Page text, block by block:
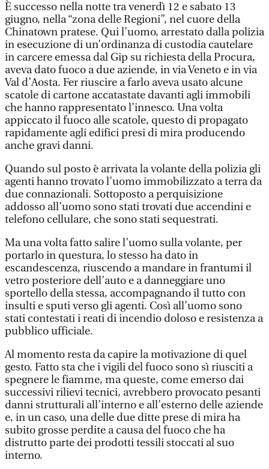
È successo nella notte tra venerdì 12 e sabato 13
giugno, nella “zona delle Regioni”, nel cuore della
Chinatown pratese. Qui l’uomo, arrestato dalla polizia
in esecuzione di un’ordinanza di custodia cautelare
in carcere emessa dal Gip su richiesta della Procura,
aveva dato fuoco a due aziende, in via Veneto e in via
Val d’Aosta. Fer riuscire a farlo aveva usato alcune
scatole di cartone accatastate davanti agli immobili
che hanno rappresentato l’innesco. Una volta
appiccato il fuoco alle scatole, questo di propagato
rapidamente agli edifici presi di mira producendo
anche gravi danni.
Quando sul posto è arrivata la volante della polizia gli
agenti hanno trovato l’uomo immobilizzato a terra da
due connazionali. Sottoposto a perquisizione
addosso all’uomo sono stati trovati due accendini e
telefono cellulare, che sono stati sequestrati.
Ma una volta fatto salire l’uomo sulla volante, per
portarlo in questura, lo stesso ha dato in
escandescenza, riuscendo a mandare in frantumi il
vetro posteriore dell’auto e a danneggiare uno
sportello della stessa, accompagnando il tutto con
insulti e sputi verso gli agenti. Così all’uomo sono
stati contestati i reati di incendio doloso e resistenza a
pubblico ufficiale.
Al momento resta da capire la motivazione di quel
gesto. Fatto sta che i vigili del fuoco sono sì riusciti a
spegnere le fiamme, ma queste, come emerso dai
successivi rilievi tecnici, avrebbero provocato pesanti
danni strutturali all’interno e all’esterno delle aziende
e, in un caso, una delle due ditte prese di mira ha
subito grosse perdite a causa del fuoco che ha
distrutto parte dei prodotti tessili stoccati al suo
interno.